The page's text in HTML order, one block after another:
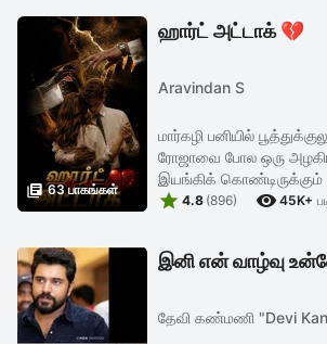
 63 பாகங்கள்
ஹார்ட் அட்டாக் 💔
Aravindan S
மார்கழி பனியில்
ரோஜாவை போல ஒரு
இயங்கிக்
நிறுவனத்தின் உள்ள வந்தாள்
 4.8 (896)  45K+
இனி என் வாழ்வு
தேவி கண்மணி "Devi